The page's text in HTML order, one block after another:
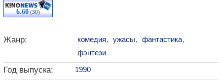
6.60 (30)
Жанр: комедия, ужасы, фантастика,
фэнтези
Год выпуска: 1990